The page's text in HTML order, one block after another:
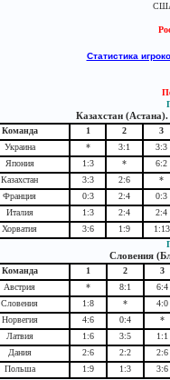
Статистика
Казахстан
Команда 1 2 3
Украина * 3:1 3:3
Япония 1:3 * 6:2
Казахстан 3:3 2:6 *
Франция 0:3 2:4 0:3
Италия 1:3 2:4 2:4
Хорватия 3:6 1:9 1:13
Словения
Команда 1 2 3
Австрия * 8:1 6:4
Словения 1:8 * 4:0
Норвегия 4:6 0:4 *
Латвия 1:6 3:5 1:1
Дания 2:6 2:2 2:6
Польша 1:9 1:3 3:6